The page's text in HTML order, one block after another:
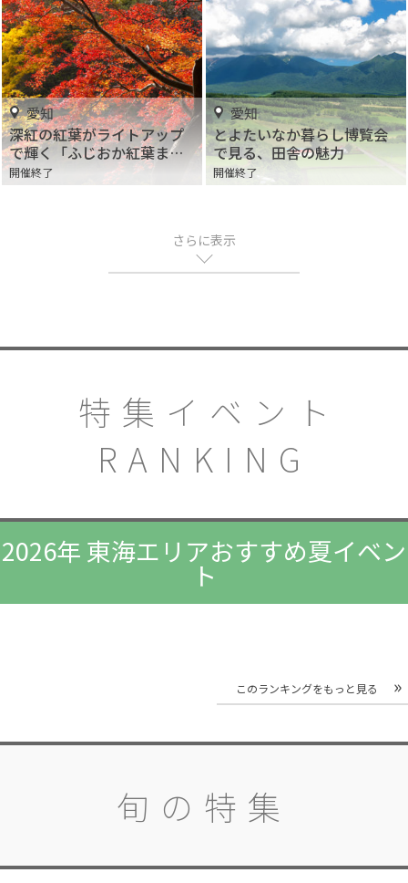
愛知
深紅の紅葉がライトアップ
で輝く「ふじおか紅葉まつ
り2018」開催
開催終了
愛知
とよたいなか暮らし博覧会
で見る、田舎の魅力
開催終了
さらに表示
特集イベント
RANKING
2026年 東海エリアおすすめ夏イベン
ト
このランキングをもっと見る
旬の特集